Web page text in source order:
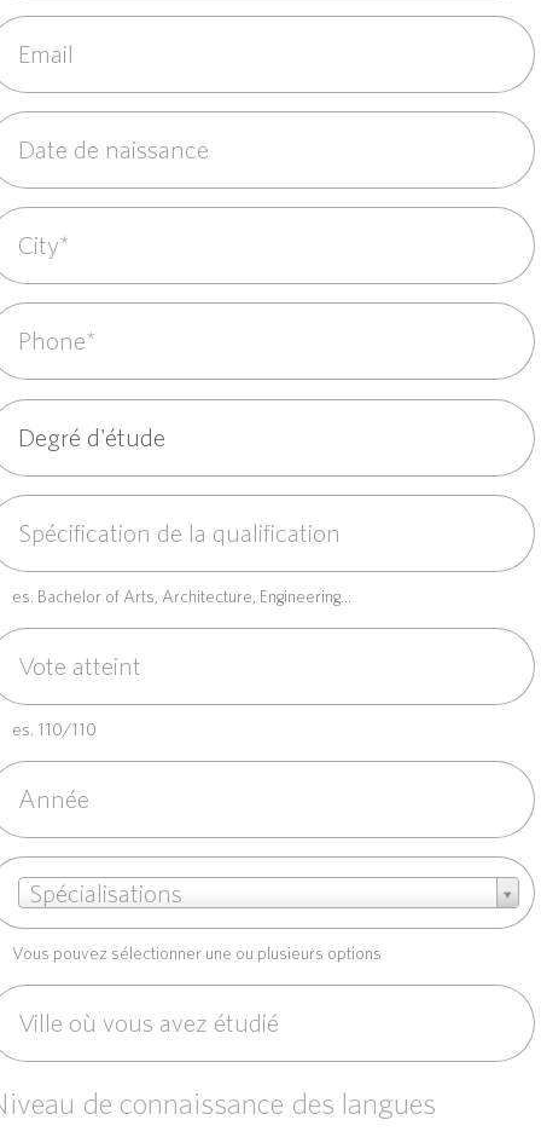
es. Bachelor of Arts, Architecture, Engineering...
es. 110/110
Spécialisations
Vous pouvez sélectionner une ou plusieurs options
de connaissance des langues